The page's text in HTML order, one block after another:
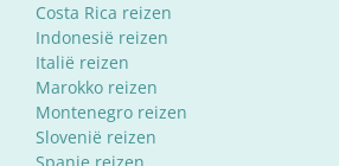
Costa Rica reizen
Indonesië reizen
Italië reizen
Marokko reizen
Montenegro reizen
Slovenië reizen